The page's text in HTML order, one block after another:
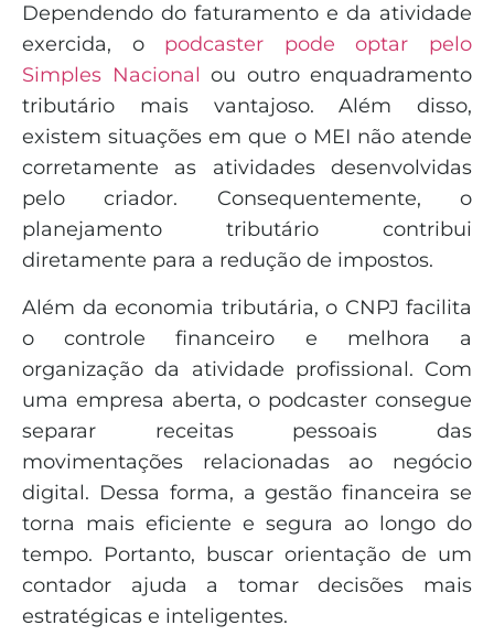
Dependendo do faturamento e da atividade
exercida, o podcaster pode optar pelo
Simples Nacional ou outro enquadramento
tributário mais vantajoso. Além disso,
existem situações em que o MEI não atende
corretamente as atividades desenvolvidas
pelo criador. Consequentemente, o
planejamento tributário contribui
diretamente para a redução de impostos.
Além da economia tributária, o CNPJ facilita
o controle financeiro e melhora a
organização da atividade profissional. Com
uma empresa aberta, o podcaster consegue
separar receitas pessoais das
movimentações relacionadas ao negócio
digital. Dessa forma, a gestão financeira se
torna mais eficiente e segura ao longo do
tempo. Portanto, buscar orientação de um
contador ajuda a tomar decisões mais
estratégicas e inteligentes.